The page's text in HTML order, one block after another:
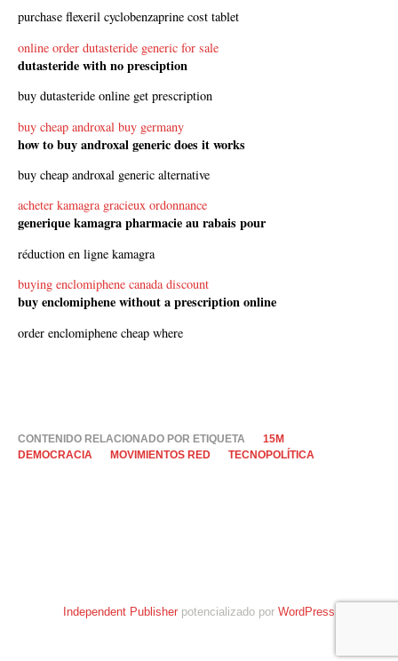
purchase flexeril cyclobenzaprine cost tablet
online order dutasteride generic for sale
dutasteride with no presciption
buy dutasteride online get prescription
buy cheap androxal buy germany
how to buy androxal generic does it works
buy cheap androxal generic alternative
acheter kamagra gracieux ordonnance
generique kamagra pharmacie au rabais pour
réduction en ligne kamagra
buying enclomiphene canada discount
buy enclomiphene without a prescription online
order enclomiphene cheap where
CONTENIDO RELACIONADO POR ETIQUETA
15M
DEMOCRACIA
MOVIMIENTOS RED TECNOPOLÍTICA
Independent Publisher potencializado por WordPress